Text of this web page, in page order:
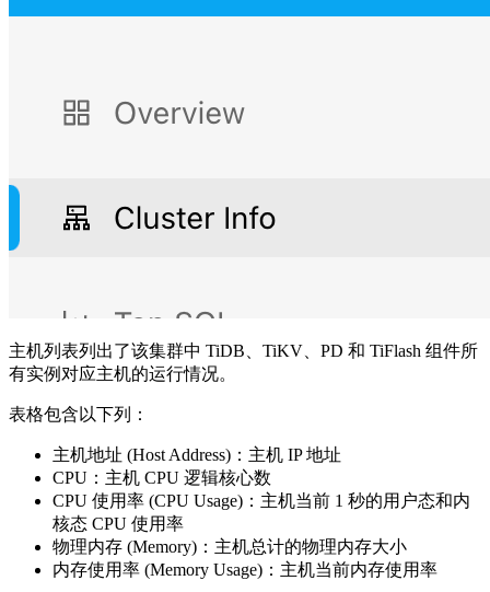
主机列表列出了该集群中 TiDB、TiKV、PD 和 TiFlash 组件所
有实例对应主机的运行情况。
表格包含以下列：
主机地址 (Host Address)：主机 IP 地址
CPU：主机 CPU 逻辑核心数
CPU 使用率 (CPU Usage)：主机当前 1 秒的用户态和内
核态 CPU 使用率
物理内存 (Memory)：主机总计的物理内存大小
内存使用率 (Memory Usage)：主机当前内存使用率